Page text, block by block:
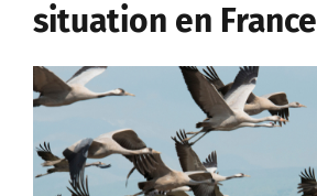
situation en France